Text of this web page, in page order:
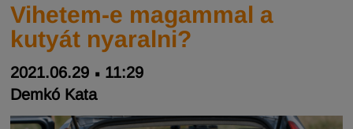
Vihetem-e magammal a
kutyát nyaralni?
2021.06.29
11:29
Demkó Kata